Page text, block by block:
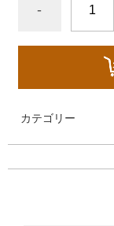
-
カテゴリー